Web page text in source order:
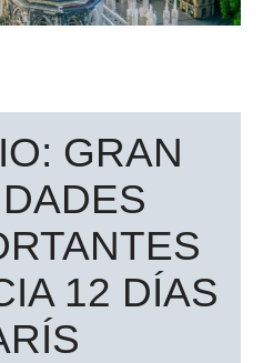
GRAN
12 DÍAS